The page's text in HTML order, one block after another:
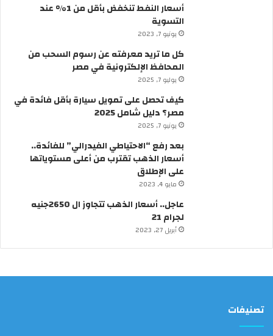
ي
ق
ر
ا
م
ن
ي
س
و
أسعار النفط تنخفض بأقل من 1% عند
التسوية
يونيو 7, 2023
كل ما تريد معرفته عن رسوم السحب من
المحافظ الإلكترونية في مصر
يوليو 7, 2025
كيف تحصل على تمويل سيارة بأقل فائدة في
مصر؟ دليل شامل 2025
يونيو 7, 2025
بعد رفع “الاحتياطي الفيدرالي” للفائدة..
أسعار الذهب تقترب من أعلى مستوياتها
على الإطلاق
مايو 4, 2023
عاجل.. أسعار الذهب تتجاوز ال 2650جنيه
لجرام 21
أبريل 27, 2023
تصنيفات